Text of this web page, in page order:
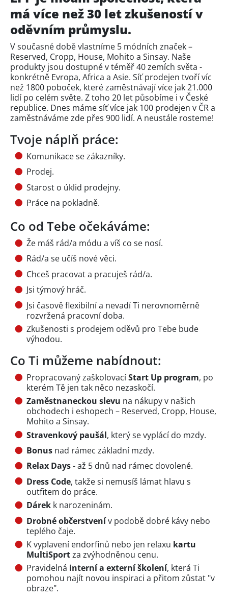
má více než 30 let zkušeností v
oděvním průmyslu.
V současné době vlastníme 5 módních značek –
Reserved, Cropp, House, Mohito a Sinsay. Naše
produkty jsou dostupné v téměř 40 zemích světa -
konkrétně Evropa, Africa a Asie. Síť prodejen tvoří víc
než 1800 poboček, které zaměstnávají více jak 21.000
lidí po celém světe. Z toho 20 let působíme i v České
republice. Dnes máme síť více jak 100 prodejen v ČR a
zaměstnáváme zde přes 900 lidí. A neustále rosteme!
Tvoje náplň práce:
Komunikace se zákazníky.
Prodej.
Starost o úklid prodejny.
Práce na pokladně.
Co od Tebe očekáváme:
Že máš rád/a módu a víš co se nosí.
Rád/a se učíš nové věci.
Chceš pracovat a pracuješ rád/a.
Jsi týmový hráč.
Jsi časově flexibilní a nevadí Ti nerovnoměrně
rozvržená pracovní doba.
Zkušenosti s prodejem oděvů pro Tebe bude
výhodou.
Co Ti můžeme nabídnout:
Propracovaný zaškolovacíStart Up program, po
kterém Tě jen tak něco nezaskočí.
Zaměstnaneckou slevu na nákupy v našich
obchodech i eshopech – Reserved, Cropp, House,
Mohito a Sinsay.
Stravenkový paušál, který se vyplácí do mzdy.
Bonus nad rámec základní mzdy.
Relax Days- až 5 dnů nad rámec dovolené.
Dress Code, takže si nemusíš lámat hlavu s
outfitem do práce.
Dárek k narozeninám.
Drobné občerstvenív podobě dobré kávy nebo
teplého čaje.
K vyplavení endorfinů nebo jen relaxu kartu
MultiSportza zvýhodněnou cenu.
Pravidelná interní a externí školení, která Ti
pomohou najít novou inspiraci a přitom zůstat "v
obraze".